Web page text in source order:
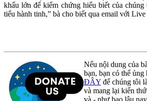
khấu lớn để kiểm chứng hiểu biết của chúng
tiểu hành tinh,” bà cho biết qua email với Live
Nếu nội dung của
bạn, bạn có thể ủng
ĐÂY để chúng tôi
và mang lại kiến
và - như bao lâu